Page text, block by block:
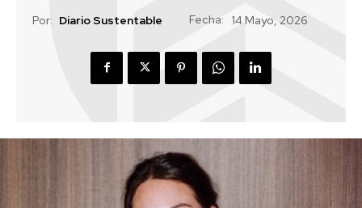
Por: Diario Sustentable Fecha: 14 Mayo, 2026